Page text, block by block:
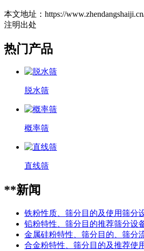
本文地址：https://
注明出处
热门产品
脱水筛
概率筛
直线筛
**新闻
铁粉性质、筛分目的及使用筛分
铅粉特性、筛分目的推荐筛分设
金属硅粉特性、筛分目的、筛分
合金粉特性、筛分目的及推荐使